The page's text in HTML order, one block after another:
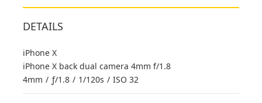
DETAILS
iPhone X
iPhone X back dual camera 4mm f/1.8
4mm / ƒ/1.8 / 1/120s / ISO 32